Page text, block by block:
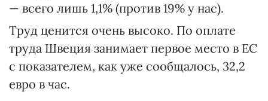
— всего лишь 1,1% (против 19% у нас).
Труд ценится очень высоко. По оплате
труда Швеция занимает первое место в ЕС
с показателем, как уже сообщалось, 32,2
евро в час.